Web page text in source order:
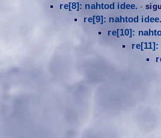
re[8]: nahtod idee. -
re[9]: nahtod idee.
re[10]: